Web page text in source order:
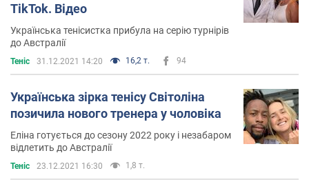
TikTok. Відео
Українська тенісистка прибула на серію турнірів
до Австралії
Теніс 31.12.2021 14:20 16,2 т. 94
Українська зірка тенісу Світоліна
позичила нового тренера у чоловіка
Еліна готується до сезону 2022 року і незабаром
відлетить до Австралії
Теніс 23.12.2021 16:30 1,8 т.